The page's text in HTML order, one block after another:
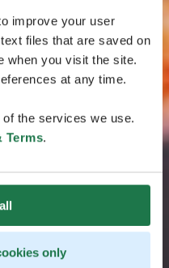
improve your user
files that are saved on
when you visit the site.
at any time.
the services we use.
Terms.
only